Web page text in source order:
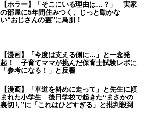
【ホラー】「そこにいる理由は…？」 実家
の部屋に5年間住みつく、じっと動かな
い“おじさんの霊”に鳥肌！
【漫画】「今度は支える側に…」と一念発
起！ 子育てママが挑んだ保育士試験レポに
「参考になる！」と反響
【漫画】「車道を斜めに走って」と先生に頼
まれた小学生 後日学校で起きた“まさかの
裏切り”に「これはひどすぎる」と批判殺到